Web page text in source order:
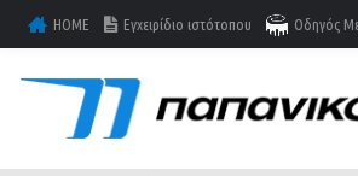
HOME Εγχειρίδιο ιστότοπου Οδηγός